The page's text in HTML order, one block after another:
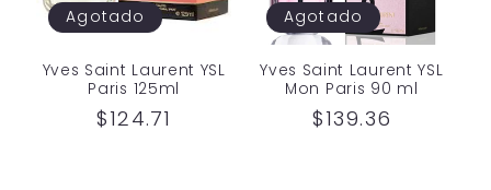
Agotado
Yves Saint Laurent YSL
Paris 125ml
Precio
$124.71
Agotado
Yves Saint Laurent YSL
Mon Paris 90 ml
Precio
$139.36